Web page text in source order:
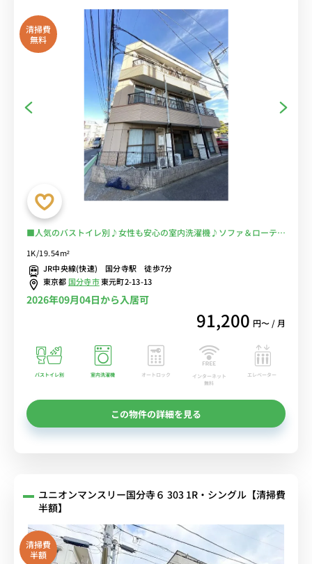
清掃費
無料
■人気のバストイレ別♪女性も安心の室内洗濯機♪ソファ＆ローテー
ブル付きの快適なお部屋♪■JR線・西部線の複数路線利用可能/東
京・新宿まで乗換なし/26時まで営業のスーパー「マルエツ」あり/休
日は武蔵国分寺公園でのんびり過ごすのもおすすめ■選べるWi-Fi格
安レンタル中！
1K/19.54m²
JR中央線(快速) 国分寺駅 徒歩7分
東京都 国分寺市東元町2-13-13
2026年09月04日から入居可
91,200 円〜 / 月
バストイレ別 室内洗濯機 オートロック
インターネット
無料
エレベーター
この物件の詳細を見る
ユニオンマンスリー国分寺６ 303 1R・シングル【清掃費
半額】
清掃費
半額